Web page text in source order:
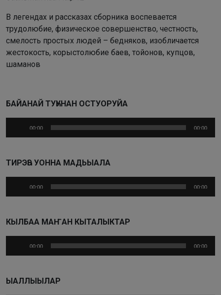
В легендах и рассказах сборника воспевается
трудолюбие, физическое совершенство, честность,
смелость простых людей – бедняков, изобличается
жестокость, корыстолюбие баев, тойонов, купцов,
шаманов
БАЙАНАЙ ТУҺУНАН ОСТУОРУЙА
00:00 00:00
ТИРЭҺЭ УОННА МАДЬЫАЛА
00:00 00:00
КЫЛБАА MAҤAH КЫТАЛЫКТАР
00:00 00:00
ЫАЛЛЫЫЛАР